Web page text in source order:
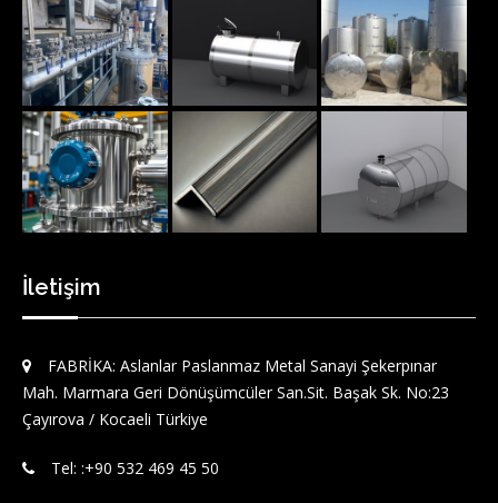
İletişim
FABRİKA: Aslanlar Paslanmaz Metal Sanayi Şekerpınar
Mah. Marmara Geri Dönüşümcüler San.Sit. Başak Sk. No:23
Çayırova / Kocaeli Türkiye
Tel: :‪+90 532 469 45 50‬